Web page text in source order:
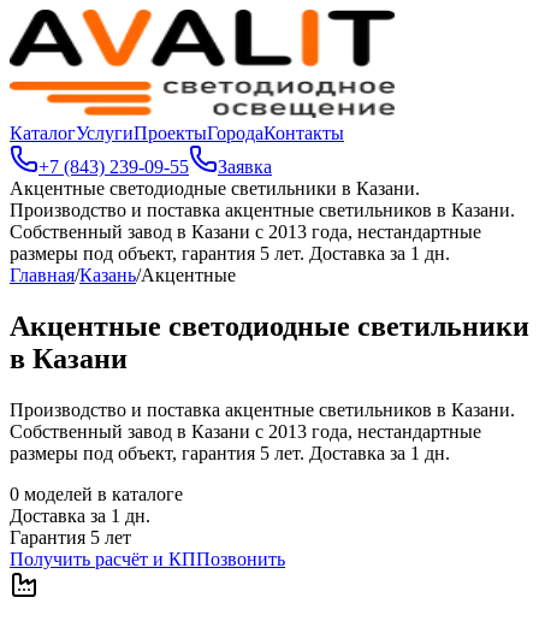
КаталогУслугиПроектыГородаКонтакты
+7 (843) 239-09-55
Заявка
Акцентные светодиодные светильники в Казани.
Производство и поставка акцентные светильников в Казани.
Собственный завод в Казани с 2013 года, нестандартные
размеры под объект, гарантия 5 лет. Доставка за 1 дн.
Главная/Казань/Акцентные
Акцентные светодиодные светильники
в Казани
Производство и поставка акцентные светильников в Казани.
Собственный завод в Казани с 2013 года, нестандартные
размеры под объект, гарантия 5 лет. Доставка за 1 дн.
0 моделей в каталоге
Доставка за 1 дн.
Гарантия 5 лет
Получить расчёт и КППозвонить